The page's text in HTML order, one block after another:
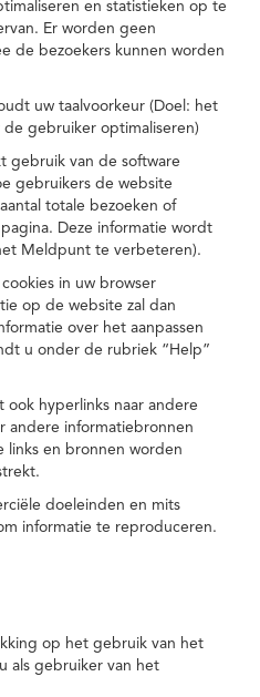
en statistieken op te
Er worden geen
de bezoekers kunnen worden
uw taalvoorkeur (Doel: het
gebruiker optimaliseren)
gebruik van de software
gebruikers de website
totale bezoeken of
Deze informatie wordt
Meldpunt te verbeteren).
in uw browser
op de website zal dan
over het aanpassen
u onder de rubriek “Help”
hyperlinks naar andere
andere informatiebronnen
links en bronnen worden
doeleinden en mits
informatie te reproduceren.
op het gebruik van het
als gebruiker van het